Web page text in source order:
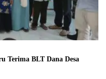
Terima BLT Dana Desa